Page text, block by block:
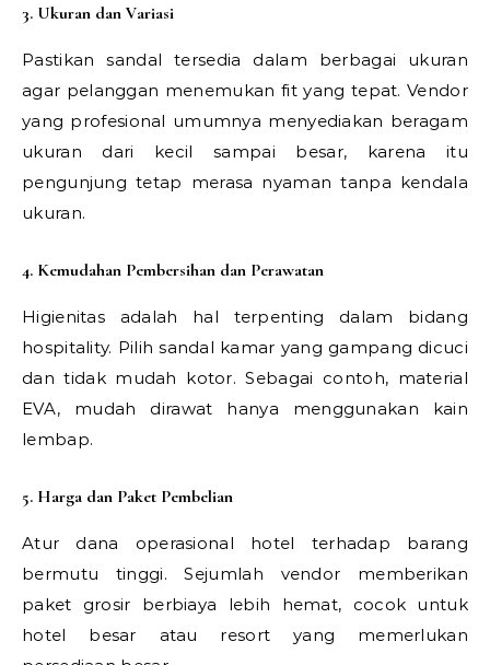
3. Ukuran dan Variasi
Pastikan sandal tersedia dalam berbagai ukuran
agar pelanggan menemukan fit yang tepat. Vendor
yang profesional umumnya menyediakan beragam
ukuran dari kecil sampai besar, karena itu
pengunjung tetap merasa nyaman tanpa kendala
ukuran.
4. Kemudahan Pembersihan dan Perawatan
Higienitas adalah hal terpenting dalam bidang
hospitality. Pilih sandal kamar yang gampang dicuci
dan tidak mudah kotor. Sebagai contoh, material
EVA, mudah dirawat hanya menggunakan kain
lembap.
5. Harga dan Paket Pembelian
Atur dana operasional hotel terhadap barang
bermutu tinggi. Sejumlah vendor memberikan
paket grosir berbiaya lebih hemat, cocok untuk
hotel besar atau resort yang memerlukan